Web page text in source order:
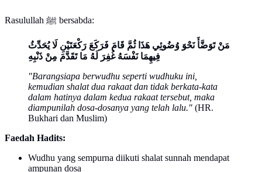
Rasulullah ﷺ bersabda:
مَنْ تَوَضَّأَ نَحْوَ وُضُوئِي هَذَا ثُمَّ قَامَ فَرَكَعَ رَكْعَتَيْنِ لَا يُحَدِّثُ
فِيهِمَا نَفْسَهُ غُفِرَ لَهُ مَا تَقَدَّمَ مِنْ ذَنْبِهِ
"Barangsiapa berwudhu seperti wudhuku ini,
kemudian shalat dua rakaat dan tidak berkata-kata
dalam hatinya dalam kedua rakaat tersebut, maka
diampunilah dosa-dosanya yang telah lalu." (HR.
Bukhari dan Muslim)
Faedah Hadits:
Wudhu yang sempurna diikuti shalat sunnah mendapat
ampunan dosa